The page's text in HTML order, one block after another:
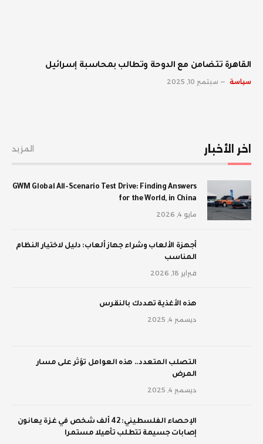
القاهرة تتضامن مع الدوحة وتطالب بمحاسبة إسرائيل
سياسة سبتمبر 10, 2025
اخر الأخبار المزيد
GWM Global All-Scenario Test Drive: Finding Answers
for the World, in China
مايو 4, 2026
أجهزة الألعاب وشراء جهاز ألعاب: دليل لاختيار النظام
المناسب
فبراير 18, 2026
‫هذه الأغذية تهددك بالنقرس
ديسمبر 4, 2025
‫التصلب المتعدد.. هذه العوامل تؤثر على مسار
المرض
ديسمبر 4, 2025
الإحصاء الفلسطيني: 42 ألف شخص في غزة يعانون
إصابات جسيمة تتطلب تأهيلا مستمرا